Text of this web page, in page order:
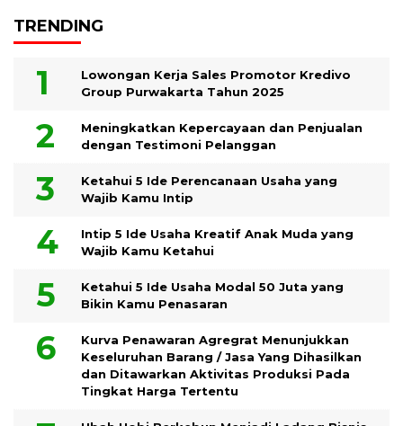
TRENDING
Lowongan Kerja Sales Promotor Kredivo
Group Purwakarta Tahun 2025
Meningkatkan Kepercayaan dan Penjualan
dengan Testimoni Pelanggan
Ketahui 5 Ide Perencanaan Usaha yang
Wajib Kamu Intip
Intip 5 Ide Usaha Kreatif Anak Muda yang
Wajib Kamu Ketahui
Ketahui 5 Ide Usaha Modal 50 Juta yang
Bikin Kamu Penasaran
Kurva Penawaran Agregrat Menunjukkan
Keseluruhan Barang / Jasa Yang Dihasilkan
dan Ditawarkan Aktivitas Produksi Pada
Tingkat Harga Tertentu